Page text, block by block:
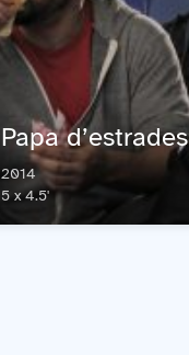
Papa d’estrades
2014
5 x 4.5'